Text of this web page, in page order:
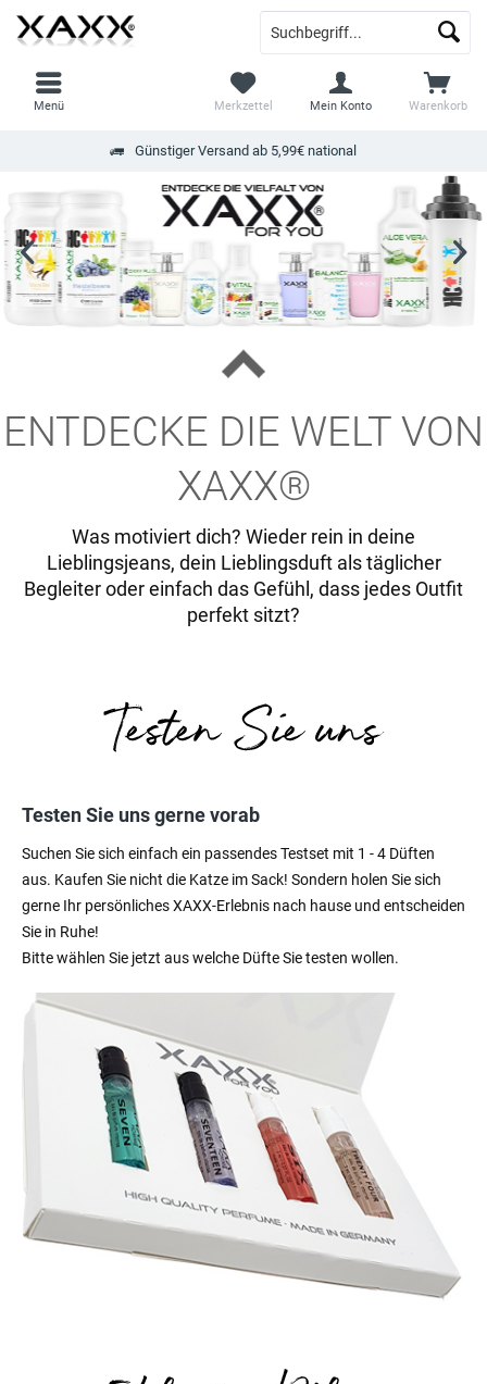
Günstiger Versand ab 5,99€ national
Warenkorb
Merkzettel Mein Konto
Menü
ENTDECKE DIE WELT VON
XAXX®
Was motiviert dich? Wieder rein in deine
Lieblingsjeans, dein Lieblingsduft als täglicher
Begleiter oder einfach das Gefühl, dass jedes Outfit
perfekt sitzt?
Testen Sie uns gerne vorab
Suchen Sie sich einfach ein passendes Testset mit 1 - 4 Düften
aus. Kaufen Sie nicht die Katze im Sack! Sondern holen Sie sich
gerne Ihr persönliches XAXX-Erlebnis nach hause und entscheiden
Sie in Ruhe!
Bitte wählen Sie jetzt aus welche Düfte Sie testen wollen.